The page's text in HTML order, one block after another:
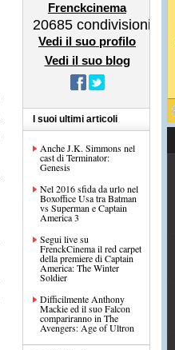
Frenckcinema
20685 condivisioni
Vedi il suo profilo
Vedi il suo blog
I suoi ultimi articoli
Anche J.K. Simmons nel
cast di Terminator:
Genesis
Nel 2016 sfida da urlo nel
Boxoffice Usa tra Batman
vs Superman e Captain
America 3
Segui live su
FrenckCinema il red carpet
della premiere di Captain
America: The Winter
Soldier
Difficilmente Anthony
Mackie ed il suo Falcon
compariranno in The
Avengers: Age of Ultron